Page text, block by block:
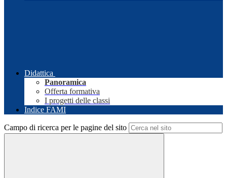
Didattica
Panoramica
Offerta formativa
I progetti delle classi
Indice FAMI
Campo di ricerca per le pagine del sito